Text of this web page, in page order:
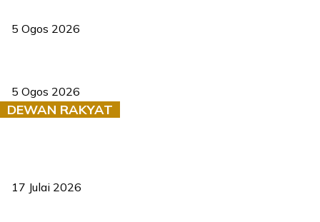
5 Ogos 2026
5 Ogos 2026
DEWAN RAKYAT
17 Julai 2026